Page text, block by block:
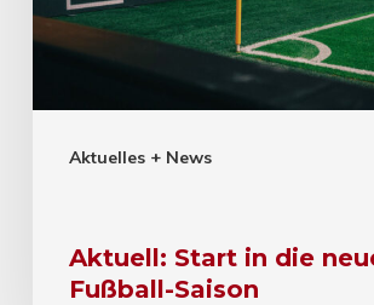
Aktuelles + News
Aktuell: Start in die
Fußball-Saison